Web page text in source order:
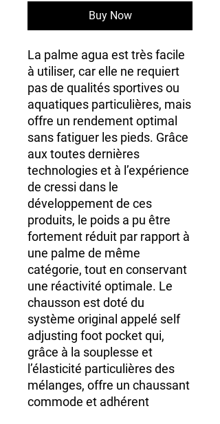
Buy Now
La palme agua est très facile
à utiliser, car elle ne requiert
pas de qualités sportives ou
aquatiques particulières, mais
offre un rendement optimal
sans fatiguer les pieds. Grâce
aux toutes dernières
technologies et à l’expérience
de cressi dans le
développement de ces
produits, le poids a pu être
fortement réduit par rapport à
une palme de même
catégorie, tout en conservant
une réactivité optimale. Le
chausson est doté du
système original appelé self
adjusting foot pocket qui,
grâce à la souplesse et
l’élasticité particulières des
mélanges, offre un chaussant
commode et adhérent